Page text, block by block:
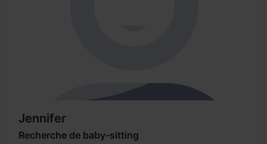
Jennifer
Recherche de baby-sitting